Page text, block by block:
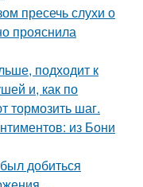
пресечь слухи о
прояснила
подходит к
и, как по
тормозить шаг.
из Бони
добиться